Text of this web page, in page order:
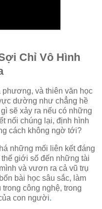
Chỉ Vô Hình
phương, và thiên văn học
dường như chẳng hề
sẽ xảy ra nếu có những
nối chúng lại, định hình
cách không ngờ tới?
những mối liên kết đáng
giới số đến những tài
và vươn ra cả vũ trụ
bài học sâu sắc, làm
công nghệ, trong
con người.